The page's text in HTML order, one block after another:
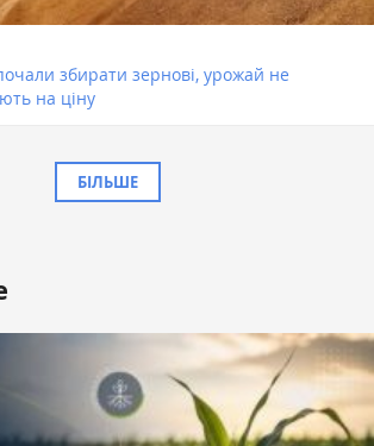
збирати зернові, урожай не
на ціну
БІЛЬШЕ